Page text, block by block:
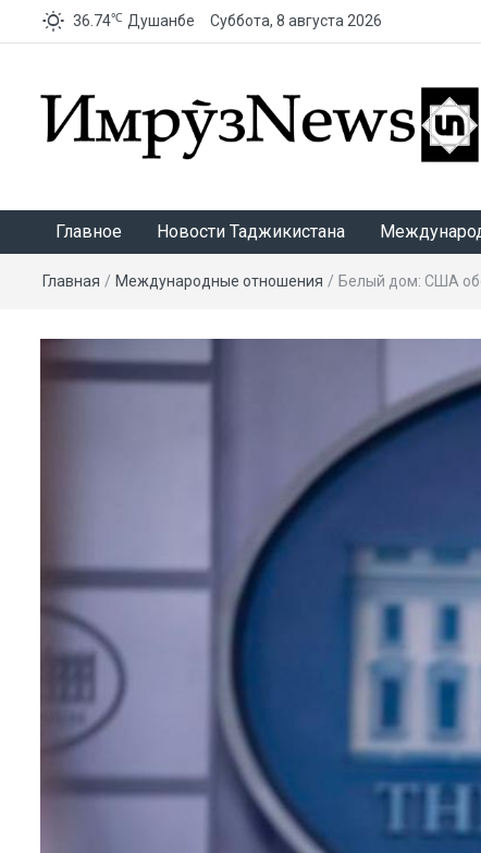
36.74℃ Душанбе Суббота, 8 августа 2026
Главное Новости Таджикистана
Главная / Международные отношения / Белый дом: США